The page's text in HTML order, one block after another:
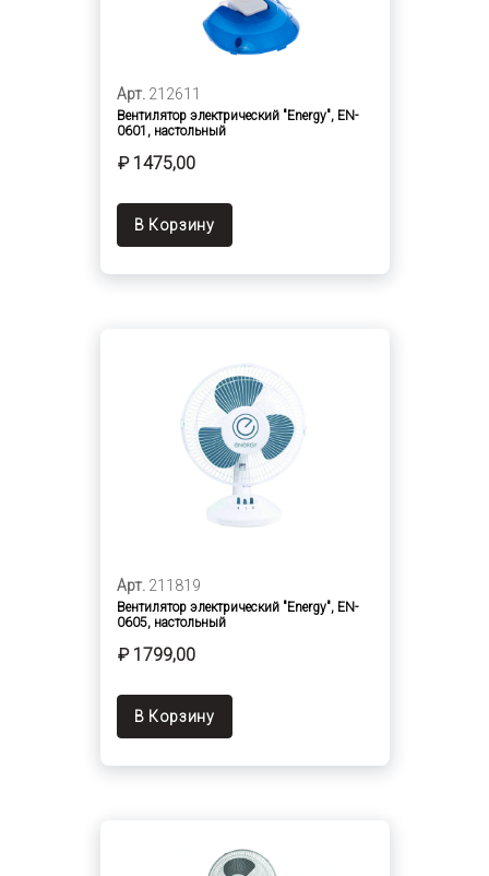
Арт. 212611
Вентилятор электрический "Energy", EN-
0601, настольный
₽ 1475,00
В Корзину
Арт. 211819
Вентилятор электрический "Energy", EN-
0605, настольный
₽ 1799,00
В Корзину